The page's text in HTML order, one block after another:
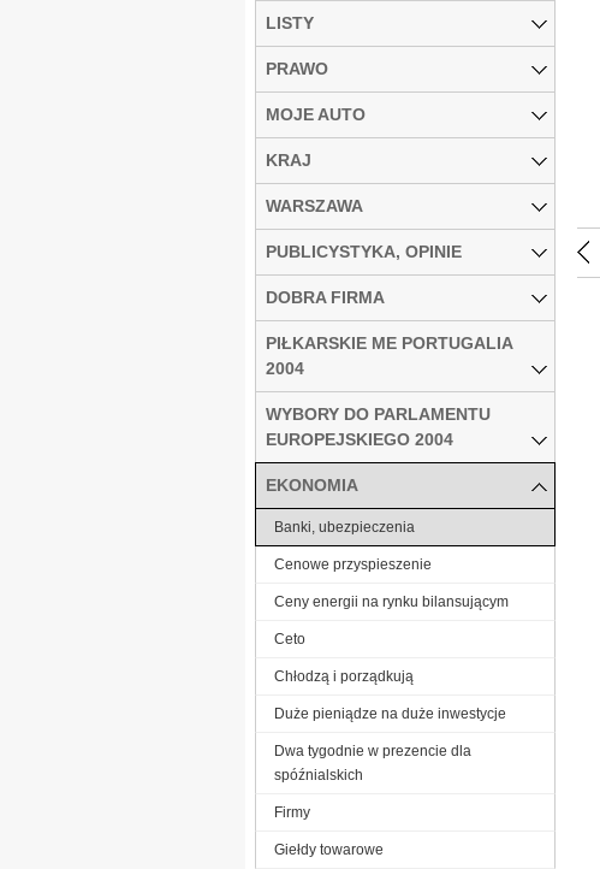
LISTY
PRAWO
MOJE AUTO
KRAJ
WARSZAWA
PUBLICYSTYKA, OPINIE
DOBRA FIRMA
PIŁKARSKIE ME PORTUGALIA
2004
WYBORY DO PARLAMENTU
EUROPEJSKIEGO 2004
EKONOMIA
Banki, ubezpieczenia
Cenowe przyspieszenie
Ceny energii na rynku bilansującym
Ceto
Chłodzą i porządkują
Duże pieniądze na duże inwestycje
Dwa tygodnie w prezencie dla
spóźnialskich
Firmy
Giełdy towarowe